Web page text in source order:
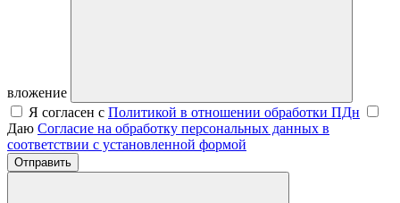
вложение
Я согласен с Политикой в отношении обработки ПДн
Даю Согласие на обработку персональных данных в
соответствии с установленной формой
Отправить